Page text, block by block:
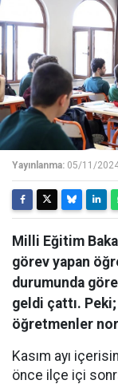
Yayınlanma: 05/11/
Milli Eğitim
görev yapan
durumunda
geldi çattı.
öğretmenler
Kasım ayı
önce ilçe içi